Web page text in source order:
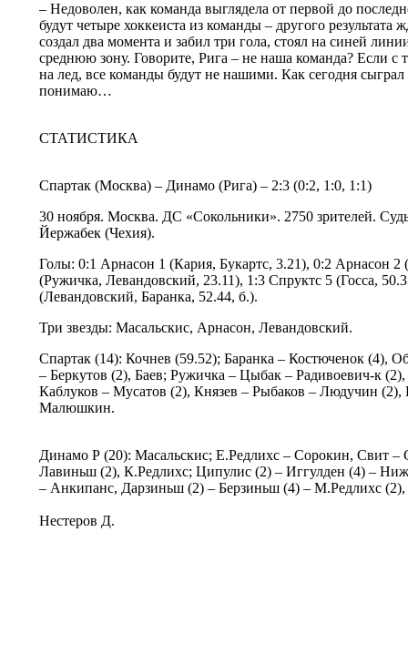
– Недоволен, как команда выглядела от первой до
будут четыре хоккеиста из команды – другого результата
создал два момента и забил три гола, стоял на синей
среднюю зону. Говорите, Рига – не наша команда? Если с
на лед, все команды будут не нашими. Как сегодня
понимаю…
СТАТИСТИКА
Спартак (Москва) – Динамо (Рига) – 2:3 (0:2, 1:0, 1:1)
30 ноября. Москва. ДС «Сокольники». 2750 зрителей.
Йержабек (Чехия).
Голы: 0:1 Арнасон 1 (Кария, Букартс, 3.21), 0:2 Арнасон 2
(Ружичка, Левандовский, 23.11), 1:3 Спруктс 5 (Госса,
(Левандовский, Баранка, 52.44, б.).
Три звезды: Масальскис, Арнасон, Левандовский.
Спартак (14): Кочнев (59.52); Баранка – Костюченок (4),
– Беркутов (2), Баев; Ружичка – Цыбак – Радивоевич-к
Каблуков – Мусатов (2), Князев – Рыбаков – Людучин (2),
Малюшкин.
Динамо Р (20): Масальскис; Е.Редлихс – Сорокин, Свит –
Лавиньш (2), К.Редлихс; Ципулис (2) – Иггулден (4) –
– Анкипанс, Дарзиньш (2) – Берзиньш (4) – М.Редлихс (2),
Нестеров Д.